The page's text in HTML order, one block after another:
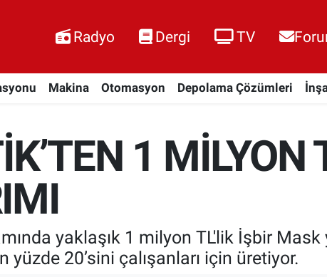
Radyo Dergi TV
Makina Otomasyon Depolama Çözümleri
1 MİLYON
yaklaşık 1 milyon TL'lik İşbir Mask
20’sini çalışanları için üretiyor.